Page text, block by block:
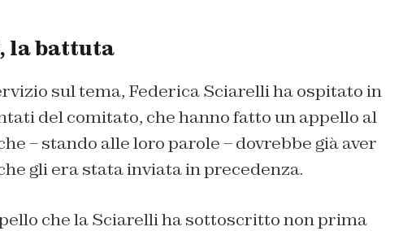
la battuta
sul tema, Federica Sciarelli ha ospitato in
del comitato, che hanno fatto un appello al
– stando alle loro parole – dovrebbe già aver
gli era stata inviata in precedenza.
che la Sciarelli ha sottoscritto non prima